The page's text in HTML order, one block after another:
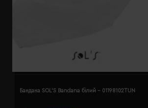
Бандана SOL'S Bandana білий - 01198102TUN